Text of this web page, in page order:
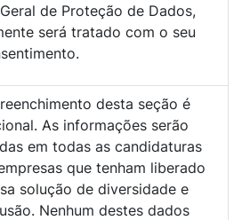
de Proteção de Dados,
será tratado com o seu
desta seção é
As informações serão
em todas as candidaturas
que tenham liberado
solução de diversidade e
Nenhum destes dados